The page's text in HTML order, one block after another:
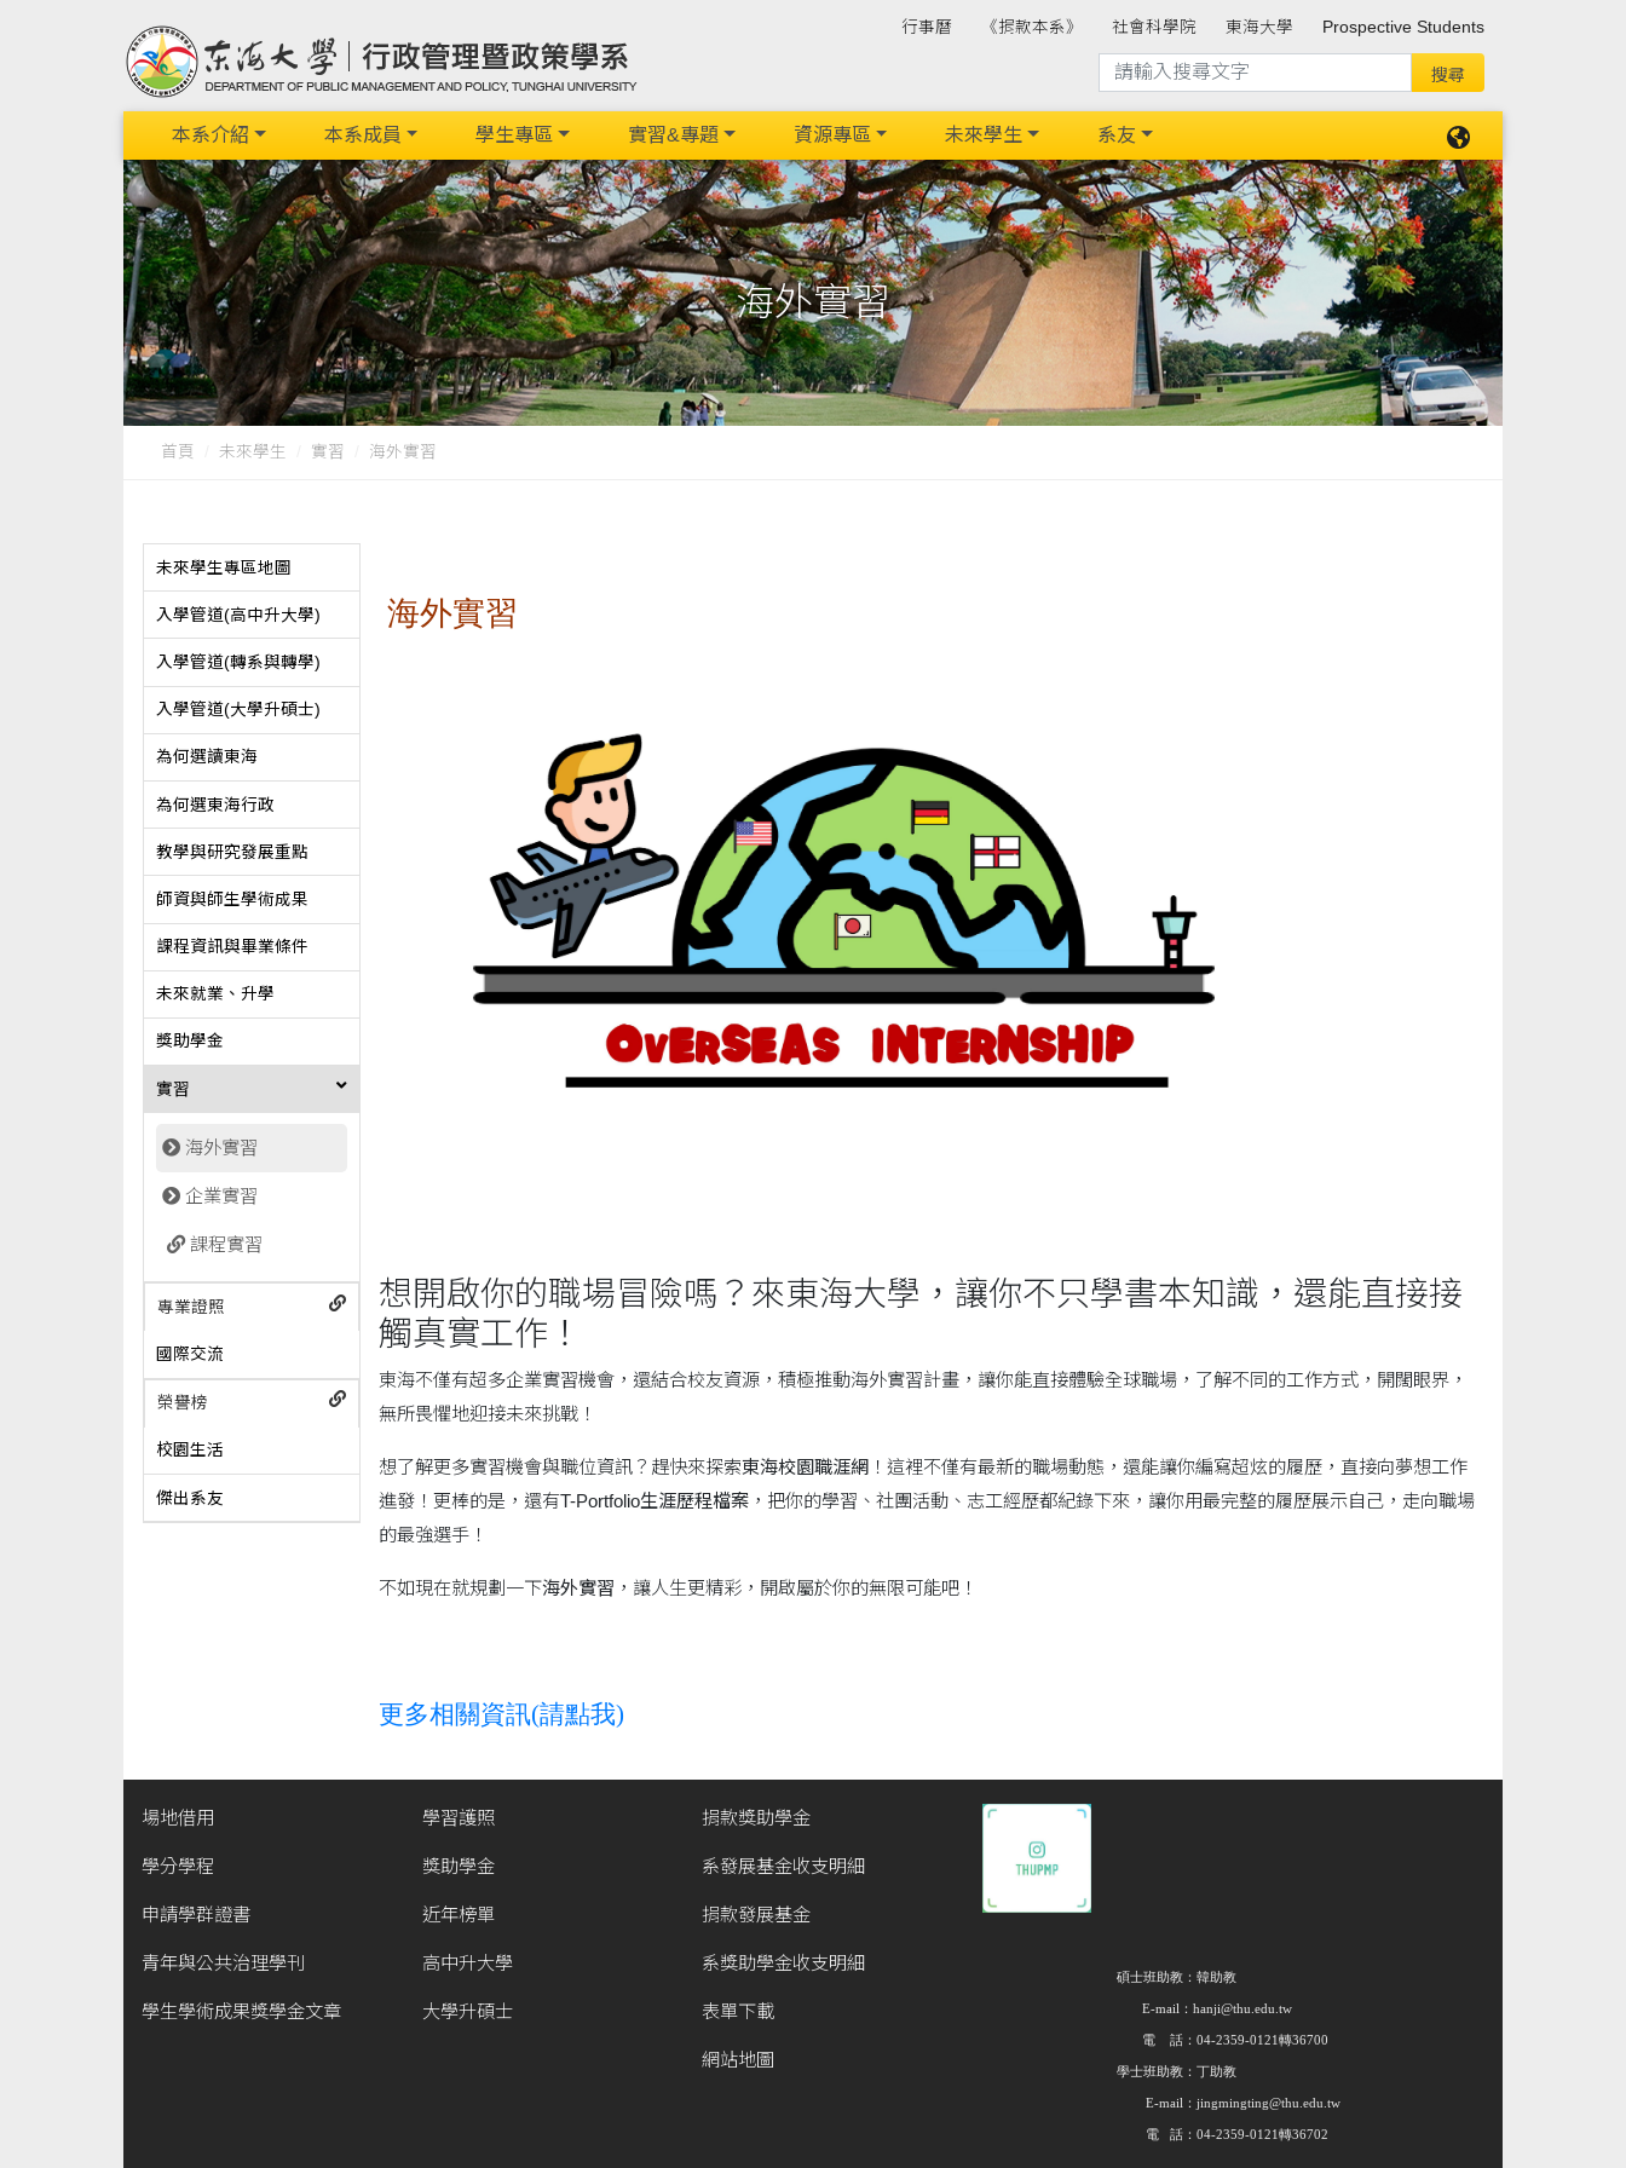
行事曆 《捐款本系》 社會科學院 東海大學 Prospective Students
本系介紹 本系成員 學生專區 實習&專題 資源專區 未來學生 系友
海外實習
首頁 未來學生 實習 海外實習
未來學生專區地圖
入學管道(高中升大學)
入學管道(轉系與轉學)
入學管道(大學升碩士)
為何選讀東海
為何選東海行政
教學與研究發展重點
師資與師生學術成果
課程資訊與畢業條件
未來就業、升學
獎助學金
實習
海外實習
企業實習
課程實習
專業證照
國際交流
榮譽榜
校園生活
傑出系友
海外實習
想開啟你的職場冒險嗎？來東海大學，讓你不只學書本知識，還能直接接
觸真實工作！
東海不僅有超多企業實習機會，還結合校友資源，積極推動海外實習計畫，讓你能直接體驗全球職場，了解不同的工作方式，開闊眼界，
無所畏懼地迎接未來挑戰！
想了解更多實習機會與職位資訊？趕快來探索東海校園職涯網 ！這裡不僅有最新的職場動態，還能讓你編寫超炫的履歷，直接向夢想工作
進發！更棒的是，還有T-Portfolio生涯歷程檔案 ，把你的學習、社團活動、志工經歷都紀錄下來，讓你用最完整的履歷展示自己，走向職場
的最強選手！
不如現在就規劃一下海外實習 ，讓人生更精彩，開啟屬於你的無限可能吧！
更多相關資訊(請點我)
場地借用
學分學程
申請學群證書
青年與公共治理學刊
學生學術成果獎學金文章
學習護照
獎助學金
近年榜單
高中升大學
大學升碩士
捐款獎助學金
系發展基金收支明細
捐款發展基金
系獎助學金收支明細
表單下載
網站地圖
碩士班助教：韓助教
E-mail：hanji@thu.edu.tw
電 話：04-2359-0121轉36700
學士班助教：丁助教
E-mail：jingmingting@thu.edu.tw
電 話：04-2359-0121轉36702